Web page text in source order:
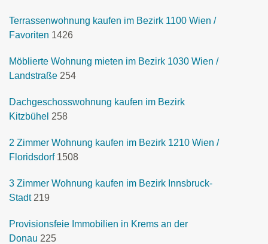
Terrassenwohnung kaufen im Bezirk 1100 Wien /
Favoriten 1426
Möblierte Wohnung mieten im Bezirk 1030 Wien /
Landstraße 254
Dachgeschosswohnung kaufen im Bezirk
Kitzbühel 258
2 Zimmer Wohnung kaufen im Bezirk 1210 Wien /
Floridsdorf 1508
3 Zimmer Wohnung kaufen im Bezirk Innsbruck-
Stadt 219
Provisionsfeie Immobilien in Krems an der
Donau 225